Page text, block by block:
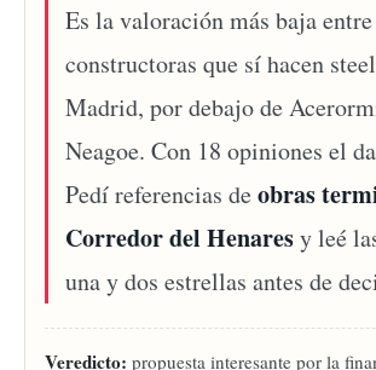
Es la valoración más baja
constructoras que sí hacen
Madrid, por debajo de
Neagoe. Con 18 opiniones el
Pedí referencias deobras
Corredor del Henaresy leé
una y dos estrellas antes de
Veredicto: propuesta interesante por la